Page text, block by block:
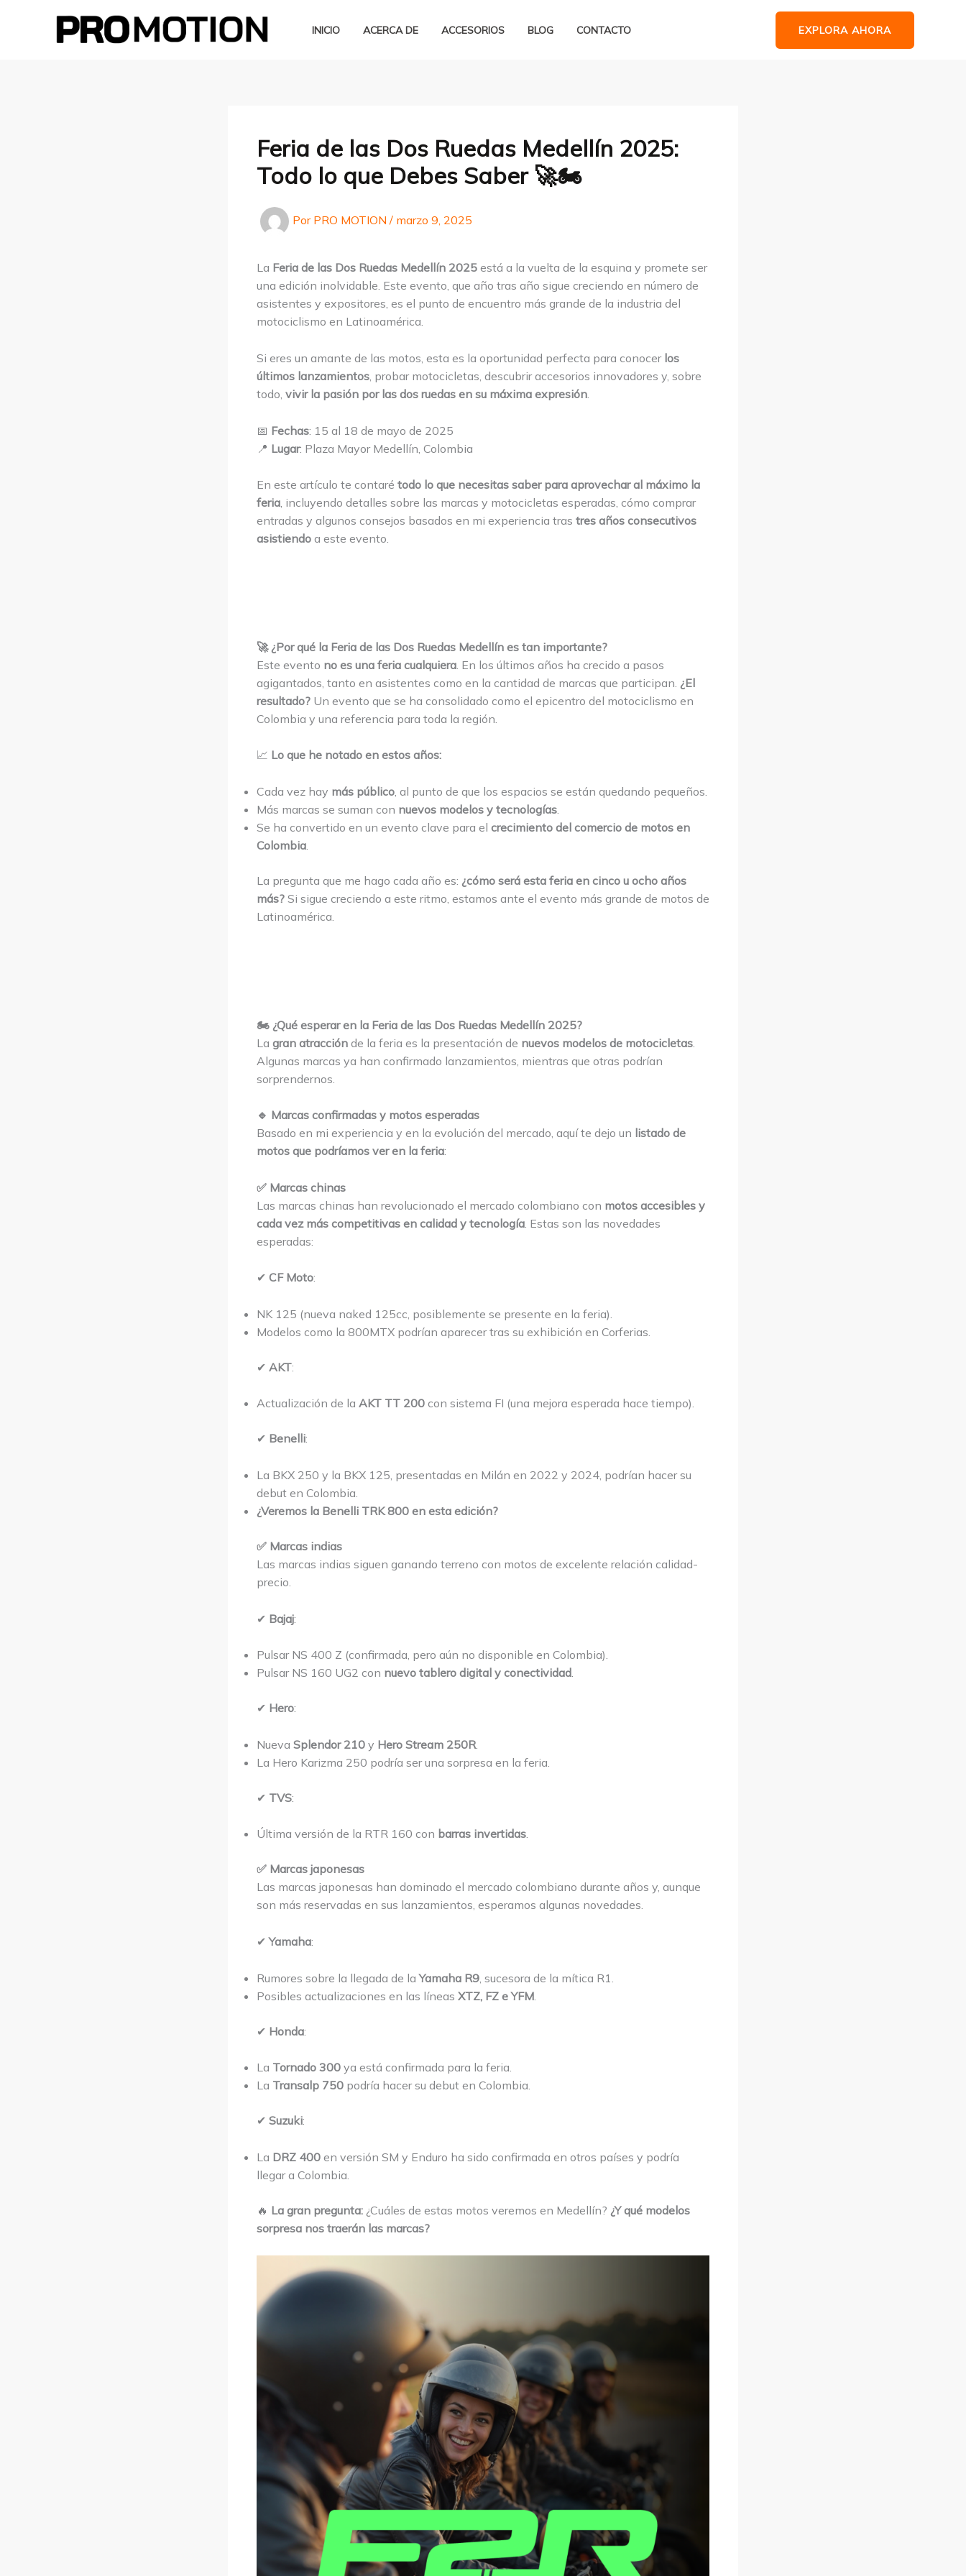
INICIO ACERCA DE ACCESORIOS BLOG CONTACTO EXPLORA AHORA
Feria de las Dos Ruedas Medellín 2025:
Todo lo que Debes Saber 🚀🏍️
Por PRO MOTION / marzo 9, 2025
La Feria de las Dos Ruedas Medellín 2025 está a la vuelta de la esquina y promete ser
una edición inolvidable. Este evento, que año tras año sigue creciendo en número de
asistentes y expositores, es el punto de encuentro más grande de la industria del
motociclismo en Latinoamérica.
Si eres un amante de las motos, esta es la oportunidad perfecta para conocer los
últimos lanzamientos , probar motocicletas, descubrir accesorios innovadores y, sobre
todo, vivir la pasión por las dos ruedas en su máxima expresión
📅 Fechas: 15 al 18 de mayo de 2025
📍 Lugar: Plaza Mayor Medellín, Colombia
En este artículo te contaré todo lo que necesitas saber para aprovechar al máximo la
feria, incluyendo detalles sobre las marcas y motocicletas esperadas, cómo comprar
entradas y algunos consejos basados en mi experiencia tras tres años consecutivos
asistiendo a este evento.
🚀 ¿Por qué la Feria de las Dos Ruedas Medellín es tan importante?
Este evento no es una feria cualquiera . En los últimos años ha crecido a pasos
agigantados, tanto en asistentes como en la cantidad de marcas que participan. ¿El
resultado? Un evento que se ha consolidado como el epicentro del motociclismo en
Colombia y una referencia para toda la región.
📈 Lo que he notado en estos años:
Cada vez hay más público , al punto de que los espacios se están quedando pequeños.
Más marcas se suman con nuevos modelos y tecnologías
Se ha convertido en un evento clave para el crecimiento del comercio de motos en
Colombia
La pregunta que me hago cada año es: ¿cómo será esta feria en cinco u ocho años
más? Si sigue creciendo a este ritmo, estamos ante el evento más grande de motos de
Latinoamérica.
🏍️ ¿Qué esperar en la Feria de las Dos Ruedas Medellín 2025?
La gran atracción de la feria es la presentación de nuevos modelos de motocicletas
Algunas marcas ya han confirmado lanzamientos, mientras que otras podrían
sorprendernos.
🔹 Marcas confirmadas y motos esperadas
Basado en mi experiencia y en la evolución del mercado, aquí te dejo un listado de
motos que podríamos ver en la feria:
✅ Marcas chinas
Las marcas chinas han revolucionado el mercado colombiano con motos accesibles y
cada vez más competitivas en calidad y tecnología . Estas son las novedades
esperadas:
✔ CF Moto:
NK 125 (nueva naked 125cc, posiblemente se presente en la feria).
Modelos como la 800MTX podrían aparecer tras su exhibición en Corferias.
✔ AKT:
Actualización de la AKT TT 200 con sistema FI (una mejora esperada hace tiempo).
✔ Benelli:
La BKX 250 y la BKX 125, presentadas en Milán en 2022 y 2024, podrían hacer su
debut en Colombia.
¿Veremos la Benelli TRK 800 en esta edición?
✅ Marcas indias
Las marcas indias siguen ganando terreno con motos de excelente relación calidad-
precio.
✔ Bajaj:
Pulsar NS 400 Z (confirmada, pero aún no disponible en Colombia).
Pulsar NS 160 UG2 con nuevo tablero digital y conectividad.
✔ Hero:
Nueva Splendor 210 y Hero Stream 250R
La Hero Karizma 250 podría ser una sorpresa en la feria.
✔ TVS:
Última versión de la RTR 160 con barras invertidas.
✅ Marcas japonesas
Las marcas japonesas han dominado el mercado colombiano durante años y, aunque
son más reservadas en sus lanzamientos, esperamos algunas novedades.
✔Yamaha:
Rumores sobre la llegada de laYamaha R9 , sucesora de la mítica R1.
Posibles actualizaciones en las líneas XTZ, FZ e YFM
✔ Honda:
La Tornado 300 ya está confirmada para la feria.
La Transalp 750 podría hacer su debut en Colombia.
✔ Suzuki:
La DRZ 400 en versión SM y Enduro ha sido confirmada en otros países y podría
llegar a Colombia.
🔥 La gran pregunta: ¿Cuáles de estas motos veremos en Medellín? ¿Y qué modelos
sorpresa nos traerán las marcas?